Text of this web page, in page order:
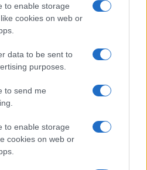
to enable storage
cookies on web or
data to be sent to
purposes.
to send me
to enable storage
cookies on web or
μέγεθος, όσο και σε
Πραγματοποιείται σε ετήσια
και μία στη Θεσσαλονίκη.
συναντά την καινοτομία
το σημείο συνάντησης των
με τους decision-
πλέγμα εκθεσιακών και
τη γνώση και τα